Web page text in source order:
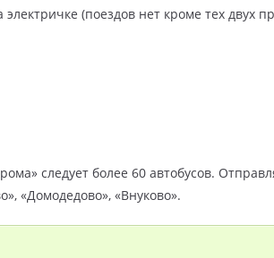
(поездов нет кроме тех двух
следует более 60 автобусов.
«Домодедово», «Внуково».